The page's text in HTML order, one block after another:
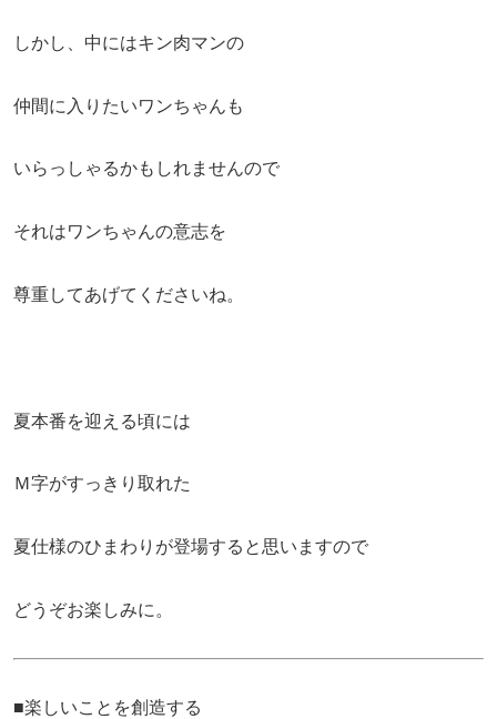
しかし、中にはキン肉マンの
仲間に入りたいワンちゃんも
いらっしゃるかもしれませんので
それはワンちゃんの意志を
尊重してあげてくださいね。
夏本番を迎える頃には
Ｍ字がすっきり取れた
夏仕様のひまわりが登場すると思いますので
どうぞお楽しみに。
■楽しいことを創造する